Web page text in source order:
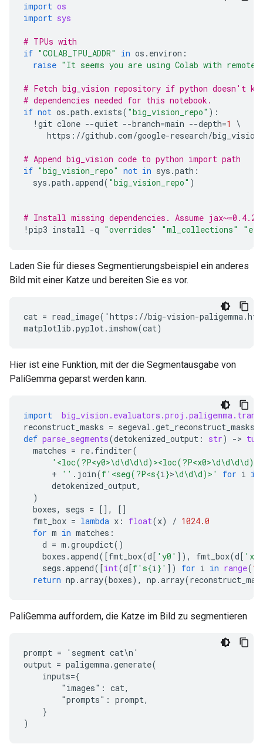
import os
import sys
# TPUs with
if "COLAB_TPU_ADDR" in os . environ :
raise "It seems you are using Colab with remote
# Fetch big_vision repository if python doesn't
# dependencies needed for this notebook.
if not os .path . exists( "big_vision_repo" ):
! git clone --quiet --branch=main --depth=1
\
https : //github .com/google-research/big_vision
# Append big_vision code to python import path
if "big_vision_repo" not in sys .path :
sys .path .append( "big_vision_repo" )
# Install missing dependencies. Assume
! pip3 install -q "overrides" "ml_collections"
Laden Sie für dieses Segmentierungsbeispiel ein anderes
Bild mit einer Katze und bereiten Sie es vor.
cat = read_image('https://big-vision-
Hier ist eine Funktion, mit der die Segmentausgabe von
PaliGemma geparst werden kann.
import
reconstruct_masks = segeval .get_reconstruct_masks
def parse_segments(detokenized_output : str) ->
matches = re. finditer(
+
'' . join(f'<seg(?P<s{i}>\d\d\d)>' for i in
detokenized_output,
)
boxes, segs = [],
[]
fmt_box = lambda x : float(x) / 1024.0
for m in matches :
d = m .groupdict()
boxes .append([fmt_box(d[ 'y0' ]), fmt_box(d[
segs .append([int(d[f's{i} ' ]) for i in range(16
return np .array(boxes), np .array(
PaliGemma auffordern, die Katze im Bild zu segmentieren
prompt = 'segment cat\n'
output = paligemma.generate(
    inputs={
        "images": cat,
        "prompts": prompt,
    }